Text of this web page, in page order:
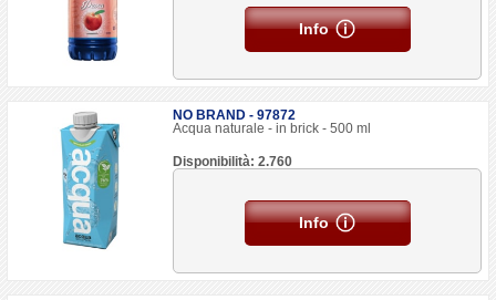
Info
NO BRAND - 97872
Acqua naturale - in brick - 500 ml
Disponibilità: 2.760
Info